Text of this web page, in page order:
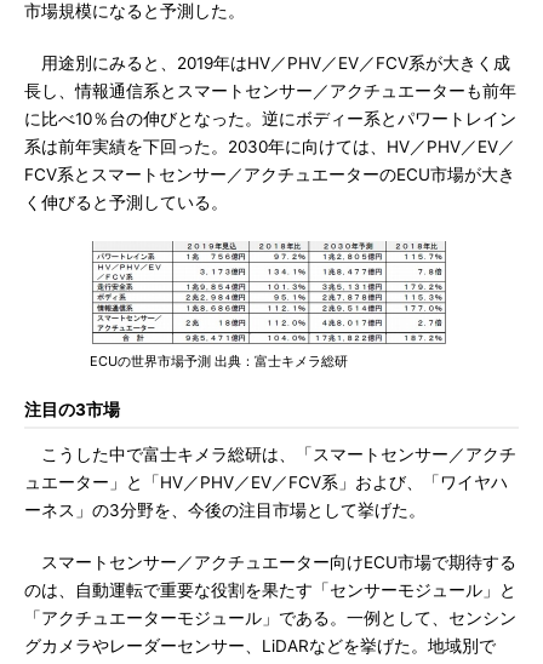
市場規模になると予測した。
用途別にみると、2019年はHV／PHV／EV／FCV系が大きく成
長し、情報通信系とスマートセンサー／アクチュエーターも前年
に比べ10％台の伸びとなった。逆にボディー系とパワートレイン
系は前年実績を下回った。2030年に向けては、HV／PHV／EV／
FCV系とスマートセンサー／アクチュエーターのECU市場が大き
く伸びると予測している。
ECUの世界市場予測 出典：富士キメラ総研
注目の3市場
こうした中で富士キメラ総研は、「スマートセンサー／アクチ
ュエーター」と「HV／PHV／EV／FCV系」および、「ワイヤハ
ーネス」の3分野を、今後の注目市場として挙げた。
スマートセンサー／アクチュエーター向けECU市場で期待する
のは、自動運転で重要な役割を果たす「センサーモジュール」と
「アクチュエーターモジュール」である。一例として、センシン
グカメラやレーダーセンサー、LiDARなどを挙げた。地域別で